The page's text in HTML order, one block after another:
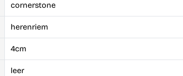
cornerstone
herenriem
4cm
leer